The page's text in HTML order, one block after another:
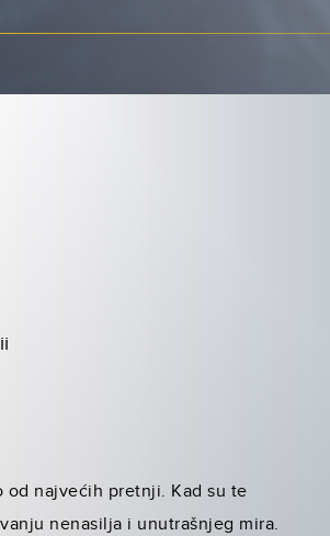
od najvećih pretnji. Kad su te
nenasilja i unutrašnjeg mira.